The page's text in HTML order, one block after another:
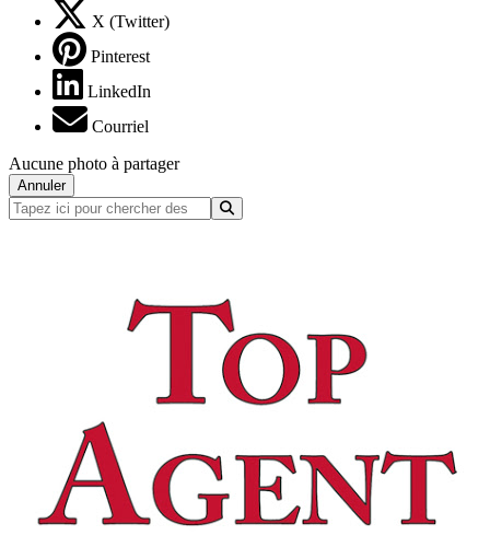
X (Twitter)
Pinterest
LinkedIn
Courriel
Aucune photo à partager
Annuler